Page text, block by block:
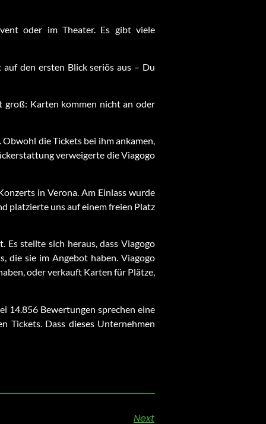
oder im Theater. Es gibt viele
den ersten Blick seriös aus – Du
groß: Karten kommen nicht an oder
die Tickets bei ihm ankamen,
verweigerte die Viagogo
in Verona. Am Einlass wurde
platzierte uns auf einem freien Platz
Es stellte sich heraus, dass Viagogo
die sie im Angebot haben. Viagogo
oder verkauft Karten für Plätze,
14.856 Bewertungen sprechen eine
Tickets. Dass dieses Unternehmen
Next